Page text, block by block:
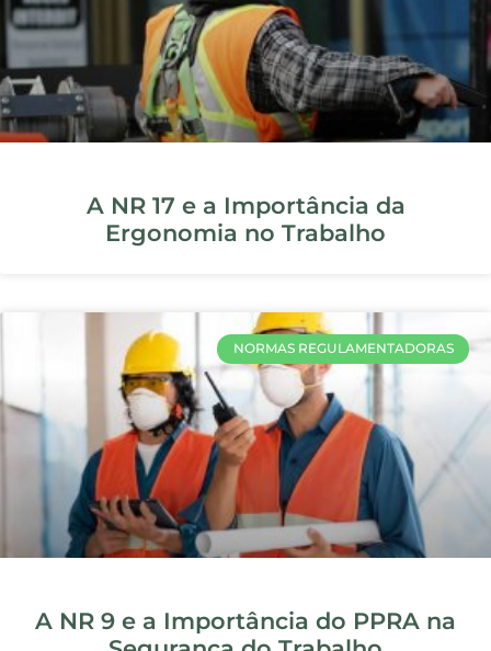
o uso correto de EPI
SEGURANCA DO TRABALHO
Quais São as Três Áreas que a
Segurança do Trabalho Abrange?
EPIS